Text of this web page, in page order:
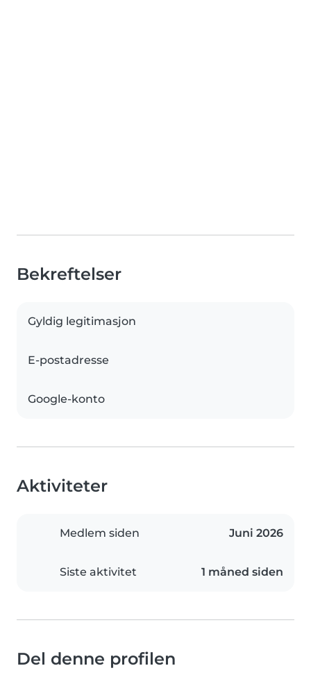
Bekreftelser
Gyldig legitimasjon
E-postadresse
Google-konto
Aktiviteter
Medlem siden Juni 2026
Siste aktivitet 1 måned siden
Del denne profilen